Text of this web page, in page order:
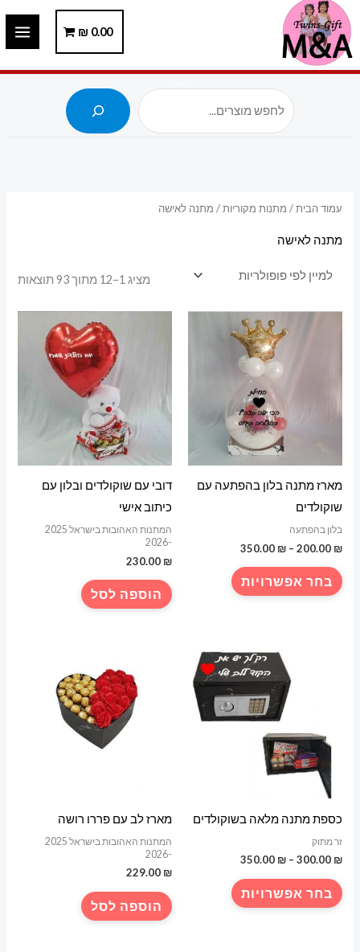
דילוג
לתוכן
0.00
₪
עמוד הבית/ מתנות מקוריות/ מתנה לאישה
מתנה לאישה
מציג 1–12 מתוך 93 תוצאות
מארז מתנה בלון בהפתעה עם
שוקולדים
בלון בהפתעה
200.00 ₪
–
350.00 ₪
טווח
עד בחר אפשרויות
סוגים.
ניתן
לבחור
את
דובי עם שוקולדים ובלון עם
כיתוב אישי
המתנות האהובות בישראל 2025
-2026
230.00 ₪
הוספה לסל
כספת מתנה מלאה בשוקולדים
זר מתוק
300.00 ₪
–
350.00 ₪
טווח
עד בחר אפשרויות
מארז לב עם פררו רושה
המתנות האהובות בישראל 2025
-2026
229.00 ₪
הוספה לסל